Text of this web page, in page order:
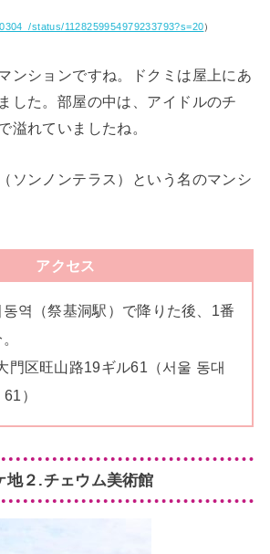
status/1128259954979233793?s=20）
ンションですね。ドクミは屋上にあ
した。部屋の中は、アイドルのチ
溢れていましたね。
ソンノンテラス）という名のマンシ
アクセス
역（祭基洞駅）で降りた後、1番
門区旺山路19ギル61（서울 동대
）
地２.チェウム美術館